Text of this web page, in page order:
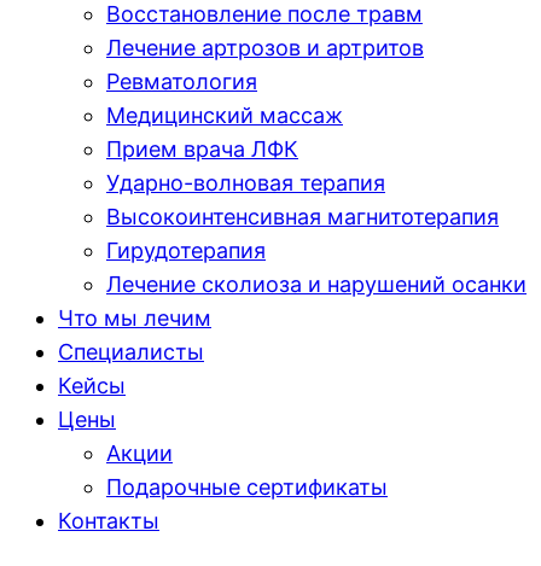
Восстановление после травм
Лечение артрозов и артритов
Ревматология
Медицинский массаж
Прием врача ЛФК
Ударно-волновая терапия
Высокоинтенсивная магнитотерапия
Гирудотерапия
Лечение сколиоза и нарушений осанки
Что мы лечим
Специалисты
Кейсы
Цены
Акции
Подарочные сертификаты
Контакты